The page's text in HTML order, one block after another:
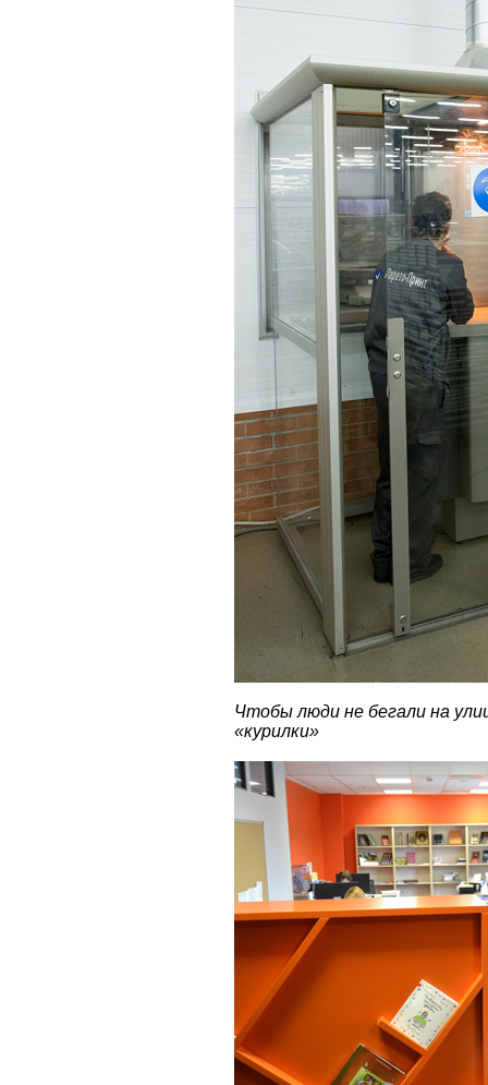
Чтобы люди не бегали на
«курилки»